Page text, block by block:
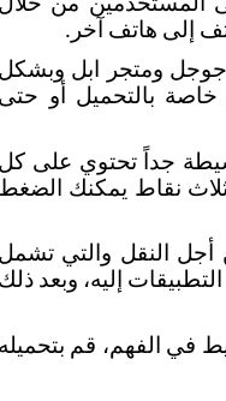
إلى هاتف آخر.